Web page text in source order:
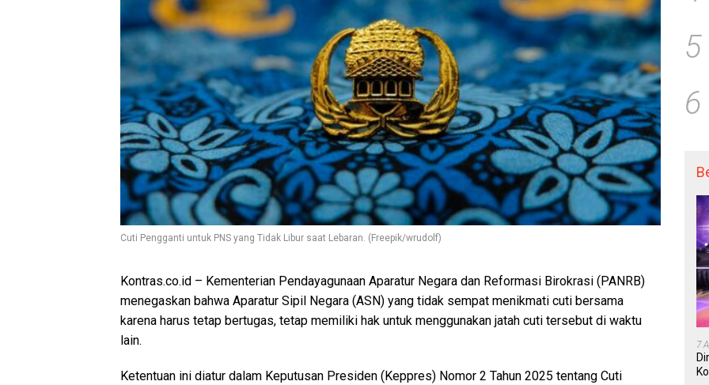
Cuti Pengganti untuk PNS yang Tidak Libur saat Lebaran. (Freepik/wrudolf)
Kontras.co.id – Kementerian Pendayagunaan Aparatur Negara dan Reformasi Birokrasi (PANRB)
menegaskan bahwa Aparatur Sipil Negara (ASN) yang tidak sempat menikmati cuti bersama
karena harus tetap bertugas, tetap memiliki hak untuk menggunakan jatah cuti tersebut di waktu
lain.
Ketentuan ini diatur dalam Keputusan Presiden (Keppres) Nomor 2 Tahun 2025 tentang Cuti
5
6
7